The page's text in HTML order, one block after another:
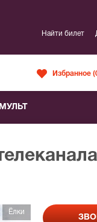
Найти билет
Избранное (
МУЛЬТ
Ёлки